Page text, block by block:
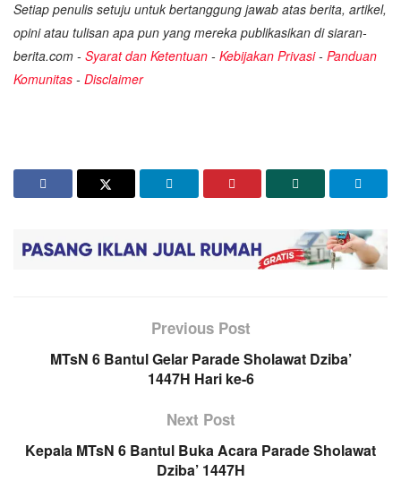
Setiap penulis setuju untuk bertanggung jawab atas berita, artikel,
opini atau tulisan apa pun yang mereka publikasikan di siaran-
berita.com - Syarat dan Ketentuan - Kebijakan Privasi- Panduan
Komunitas - Disclaimer
Previous Post
MTsN 6 Bantul Gelar Parade Sholawat Dziba’
1447H Hari ke-6
Next Post
Kepala MTsN 6 Bantul Buka Acara Parade Sholawat
Dziba’ 1447H